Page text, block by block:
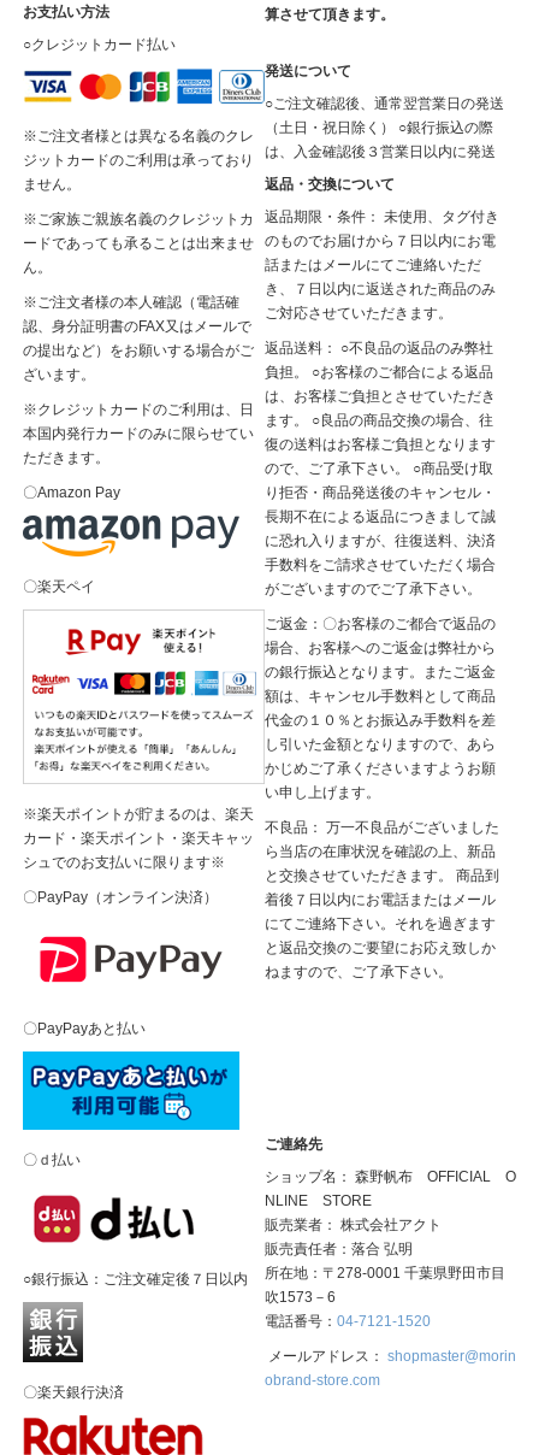
お支払い方法
○クレジットカード払い
※ご注文者様とは異なる名義のクレ
ジットカードのご利用は承っており
ません。
※ご家族ご親族名義のクレジットカ
ードであっても承ることは出来ませ
ん。
※ご注文者様の本人確認（電話確
認、身分証明書のFAX又はメールで
の提出など）をお願いする場合がご
ざいます。
※クレジットカードのご利用は、日
本国内発行カードのみに限らせてい
ただきます。
〇Amazon Pay
〇楽天ペイ
※楽天ポイントが貯まるのは、楽天
カード・楽天ポイント・楽天キャッ
シュでのお支払いに限ります※
〇PayPay（オンライン決済）
〇PayPayあと払い
〇ｄ払い
○銀行振込：ご注文確定後７日以内
〇楽天銀行決済
算させて頂きます。
発送について
○ご注文確認後、通常翌営業日の発送
（土日・祝日除く） ○銀行振込の際
は、入金確認後３営業日以内に発送
返品・交換について
返品期限・条件： 未使用、タグ付き
のものでお届けから７日以内にお電
話またはメールにてご連絡いただ
き、７日以内に返送された商品のみ
ご対応させていただきます。
返品送料： ○不良品の返品のみ弊社
負担。 ○お客様のご都合による返品
は、お客様ご負担とさせていただき
ます。 ○良品の商品交換の場合、往
復の送料はお客様ご負担となります
ので、ご了承下さい。 ○商品受け取
り拒否・商品発送後のキャンセル・
長期不在による返品につきまして誠
に恐れ入りますが、往復送料、決済
手数料をご請求させていただく場合
がございますのでご了承下さい。
ご返金：〇お客様のご都合で返品の
場合、お客様へのご返金は弊社から
の銀行振込となります。またご返金
額は、キャンセル手数料として商品
代金の１０％とお振込み手数料を差
し引いた金額となりますので、あら
かじめご了承くださいますようお願
い申し上げます。
不良品： 万一不良品がございました
ら当店の在庫状況を確認の上、新品
と交換させていただきます。 商品到
着後７日以内にお電話またはメール
にてご連絡下さい。それを過ぎます
と返品交換のご要望にお応え致しか
ねますので、ご了承下さい。
ご連絡先
ショップ名： 森野帆布 OFFICIAL O
NLINE STORE
販売業者： 株式会社アクト
販売責任者：落合 弘明
所在地：〒278-0001 千葉県野田市目
吹1573－6
電話番号： 04-7121-1520
メールアドレス： shopmaster@morin
obrand-store.com